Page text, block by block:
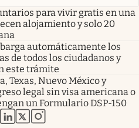
para vivir gratis en una
alojamiento y solo 20
automáticamente los
de todos los ciudadanos y
este trámite
Texas, Nuevo México y
legal sin visa americana o
un Formulario DSP-150
en nueva pestaña
abre en nueva pestaña
abre en nueva pestaña
abre en nueva pestaña
abre en nueva pestaña